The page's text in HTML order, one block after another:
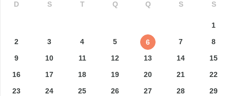
D S T Q Q S S
1
2
3 4 5 6 7
8
9
10 11 12 13 14
15
16
17 18 19 20 21
22
23
24 25 26 27 28
29